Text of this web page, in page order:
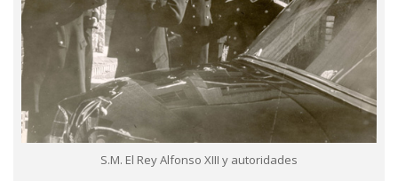
S.M. El Rey Alfonso XIII y autoridades